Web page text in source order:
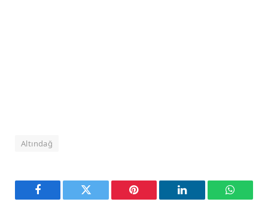
Altındağ
Facebook Twitter Pinterest LinkedIn